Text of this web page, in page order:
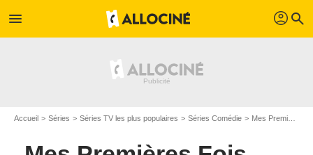
menu profil search
Accueil Séries Séries TV les plus populaires Séries Comédie Mes Premières Fois